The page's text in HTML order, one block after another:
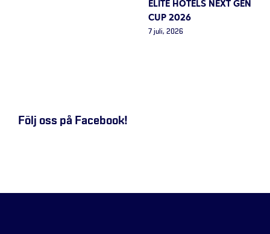
ELITE HOTELS NEXT GEN
CUP 2026
7 juli, 2026
Följ oss på Facebook!